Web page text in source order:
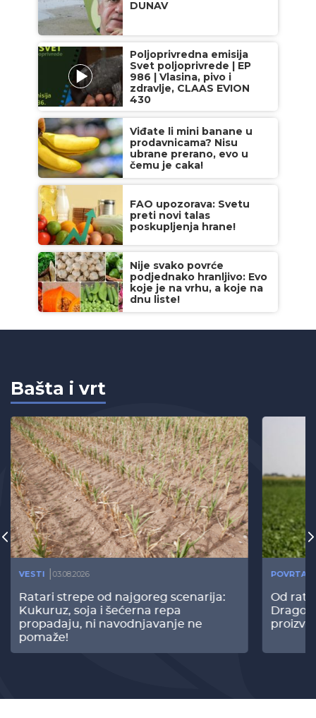
DUNAV
Poljoprivredna emisija
Svet poljoprivrede | EP
986 | Vlasina, pivo i
zdravlje, CLAAS EVION
430
Viđate li mini banane u
prodavnicama? Nisu
ubrane prerano, evo u
čemu je caka!
FAO upozorava: Svetu
preti novi talas
poskupljenja hrane!
Nije svako povrće
podjednako hranljivo: Evo
koje je na vrhu, a koje na
dnu liste!
Bašta i vrt
VESTI 03.08.2026
Ratari strepe od najgoreg scenarija:
Kukuruz, soja i šećerna repa
propadaju, ni navodnjavanje ne
pomaže!
Od